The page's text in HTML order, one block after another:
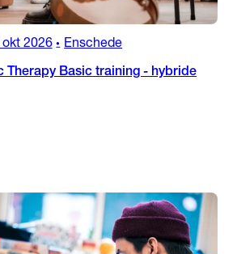
okt 2026 • Enschede
Therapy Basic training - hybride